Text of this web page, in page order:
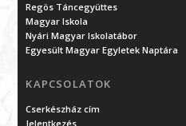
Regös Táncegyüttes
Magyar Iskola
Nyári Magyar Iskolatábor
Egyesült Magyar Egyletek Naptára
KAPCSOLATOK
Cserkészház cím
Jelentkezés